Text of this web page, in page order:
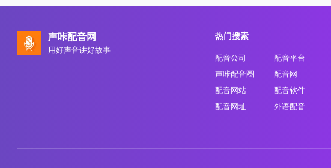
声咔配音网
用好声音讲好故事
热门搜索
配音公司
配音平台
声咔配音圈
配音网
配音网站
配音软件
配音网址
外语配音